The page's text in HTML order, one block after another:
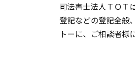
司法書士法人ＴＯＴ
登記などの登記全般
トーに、ご相談者様